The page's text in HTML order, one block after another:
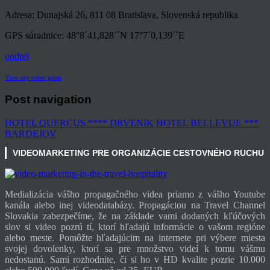
Adresa: Dunajská 26, 811 08 Bratislava, Slovenská republika
GPS súradnice: 48°8´41,828´´N 17°7´0,139´´E
ondrej
View my other posts
Post navigation
HOTEL QUERCUS **** DRVENIK HOTEL BELLEVUE ***
BARDEJOV
VIDEOMARKETING PRE ORGANIZÁCIE CESTOVNÉHO RUCHU
Medializácia vášho propagačného videa priamo z vášho Youtube
kanála alebo inej videodatabázy. Propagáciou na Travel Channel
Slovakia zabezpečíme, že na základe vami dodaných kľúčových
slov si video pozrú tí, ktorí hľadajú informácie o vašom regióne
alebo meste. Pomôžte hľadajúcim na internete pri výbere miesta
svojej dovolenky, ktorí sa pre množstvo videí k tomu vášmu
nedostanú. Sami rozhodnite, či si ho v HD kvalite pozrie 10.000